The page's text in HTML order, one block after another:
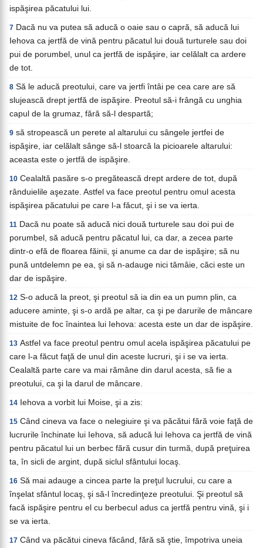
ispăşirea păcatului lui.
7 Dacă nu va putea să aducă o oaie sau o capră, să aducă lui
Iehova ca jertfă de vină pentru păcatul lui două turturele sau doi
pui de porumbel, unul ca jertfă de ispăşire, iar celălalt ca ardere
de tot.
8 Să le aducă preotului, care va jertfi întâi pe cea care are să
slujească drept jertfă de ispăşire. Preotul să-i frângă cu unghia
capul de la grumaz, fără să-l despartă;
9 să stropească un perete al altarului cu sângele jertfei de
ispăşire, iar celălalt sânge să-l stoarcă la picioarele altarului:
aceasta este o jertfă de ispăşire.
10 Cealaltă pasăre s-o pregătească drept ardere de tot, după
rânduielile aşezate. Astfel va face preotul pentru omul acesta
ispăşirea păcatului pe care l-a făcut, şi i se va ierta.
11 Dacă nu poate să aducă nici două turturele sau doi pui de
porumbel, să aducă pentru păcatul lui, ca dar, a zecea parte
dintr-o efă de floarea făinii, şi anume ca dar de ispăşire; să nu
pună untdelemn pe ea, şi să n-adauge nici tămâie, căci este un
dar de ispăşire.
12 S-o aducă la preot, şi preotul să ia din ea un pumn plin, ca
aducere aminte, şi s-o ardă pe altar, ca şi pe darurile de mâncare
mistuite de foc înaintea lui Iehova: acesta este un dar de ispăşire.
13 Astfel va face preotul pentru omul acela ispăşirea păcatului pe
care l-a făcut faţă de unul din aceste lucruri, şi i se va ierta.
Cealaltă parte care va mai rămâne din darul acesta, să fie a
preotului, ca şi la darul de mâncare.
14 Iehova a vorbit lui Moise, şi a zis:
15 Când cineva va face o nelegiuire şi va păcătui fără voie faţă de
lucrurile închinate lui Iehova, să aducă lui Iehova ca jertfă de vină
pentru păcatul lui un berbec fără cusur din turmă, după preţuirea
ta, în sicli de argint, după siclul sfântului locaş.
16 Să mai adauge a cincea parte la preţul lucrului, cu care a
înşelat sfântul locaş, şi să-l încredinţeze preotului. Şi preotul să
facă ispăşire pentru el cu berbecul adus ca jertfă pentru vină, şi i
se va ierta.
17 Când va păcătui cineva făcând, fără să ştie, împotriva uneia